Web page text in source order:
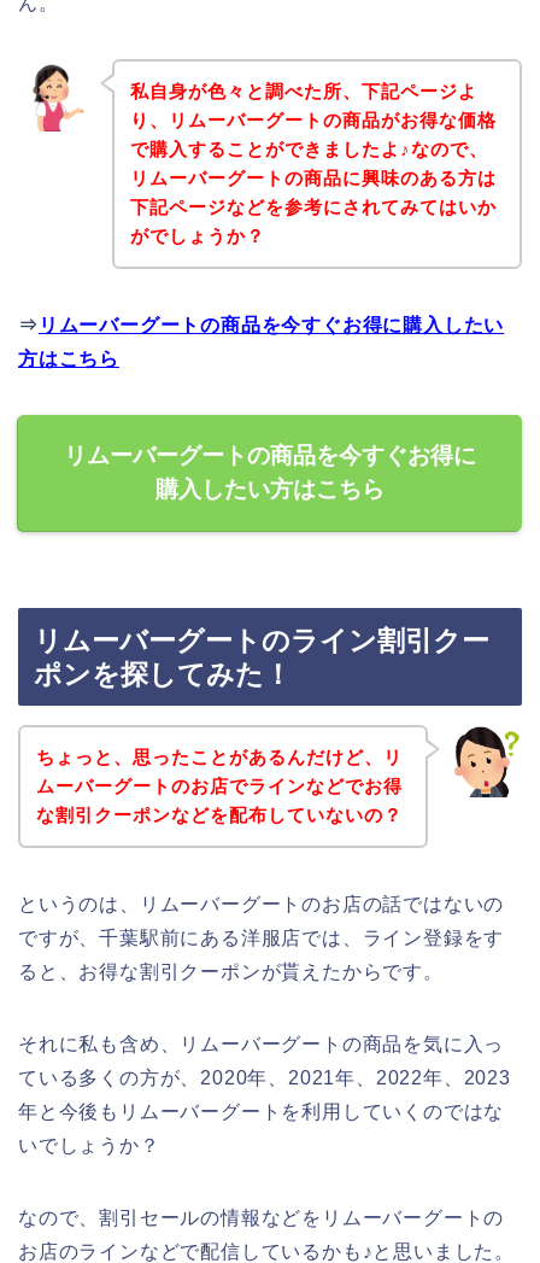
私自身が色々と調べた所、下記ページよ
り、リムーバーグートの商品がお得な価格
で購入することができましたよ♪なので、
リムーバーグートの商品に興味のある方は
下記ページなどを参考にされてみてはいか
がでしょうか？
⇒ リムーバーグートの商品を今すぐお得に購入したい
方はこちら
リムーバーグートの商品を今すぐお得に
購入したい方はこちら
リムーバーグートのライン割引クー
ポンを探してみた！
ちょっと、思ったことがあるんだけど、リ
ムーバーグートのお店でラインなどでお得
な割引クーポンなどを配布していないの？
というのは、リムーバーグートのお店の話ではないの
ですが、千葉駅前にある洋服店では、ライン登録をす
ると、お得な割引クーポンが貰えたからです。
それに私も含め、リムーバーグートの商品を気に入っ
ている多くの方が、2020年、2021年、2022年、2023
年と今後もリムーバーグートを利用していくのではな
いでしょうか？
なので、割引セールの情報などをリムーバーグートの
お店のラインなどで配信しているかも♪と思いました。